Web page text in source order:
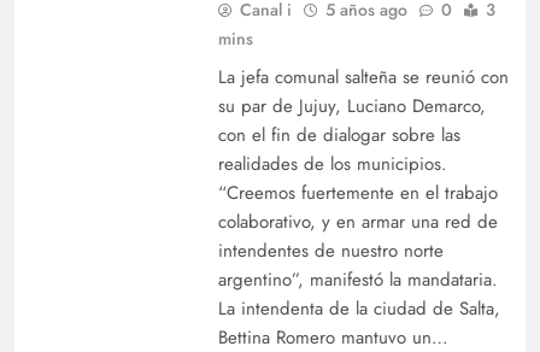
Canal i 5 años ago 0
3
mins
La jefa comunal salteña se reunió con
su par de Jujuy, Luciano Demarco,
con el fin de dialogar sobre las
realidades de los municipios.
“Creemos fuertemente en el trabajo
colaborativo, y en armar una red de
intendentes de nuestro norte
argentino”, manifestó la mandataria.
La intendenta de la ciudad de Salta,
Bettina Romero mantuvo un…